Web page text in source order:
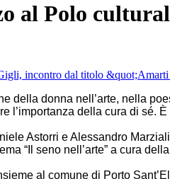
al Polo
della donna nell’arte, nella
l’importanza della cura di sé.
Astorri e Alessandro
“Il seno nell’arte” a cura
al comune di Porto